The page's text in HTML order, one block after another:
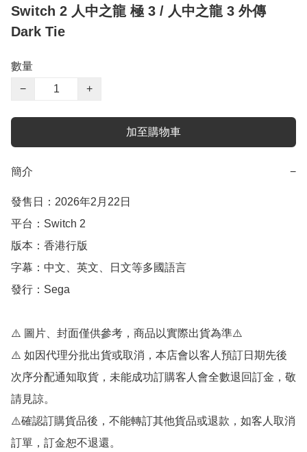
Switch 2 人中之龍 極 3 / 人中之龍 3 外傳
Dark Tie
數量
−
+
加至購物車
簡介 −
發售日：2026年2月22日
平台：Switch 2
版本：香港行版
字幕：中文、英文、日文等多國語言
發行：Sega
⚠️ 圖片、封面僅供參考，商品以實際出貨為準⚠️
⚠️ 如因代理分批出貨或取消，本店會以客人預訂日期先後
次序分配通知取貨，未能成功訂購客人會全數退回訂金，敬
請見諒。
⚠️確認訂購貨品後，不能轉訂其他貨品或退款，如客人取消
訂單，訂金恕不退還。